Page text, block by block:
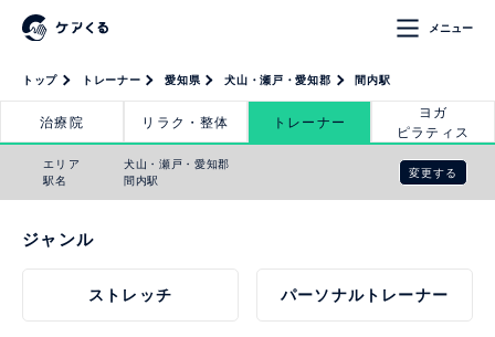
メニュー
トップ トレーナー 愛知県 犬山・瀬戸・愛知郡 間内駅
治療院 リラク・整体 トレーナー
ヨガ
ピラティス
エリア
駅名
犬山・瀬戸・愛知郡
間内駅
変更する
ジャンル
ストレッチ パーソナルトレーナー